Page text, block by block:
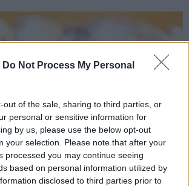
Do Not Process My Personal
out of the sale, sharing to third parties, or
personal or sensitive information for
by us, please use the below opt-out
your selection. Please note that after your
processed you may continue seeing
based on personal information utilized by
disclosed to third parties prior to